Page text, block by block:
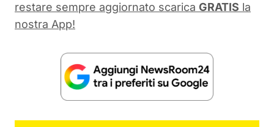
restare sempre aggiornato scarica GRATIS la
nostra App!